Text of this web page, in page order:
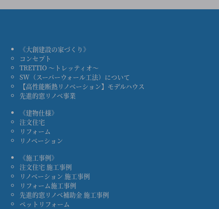
《大創建設の家づくり》
コンセプト
TRETTIO ～トレッティオ～
SW（スーパーウォール工法）について
【高性能断熱リノベーション】モデルハウス
先進的窓リノベ事業
《建物仕様》
注文住宅
リフォーム
リノベーション
《施工事例》
注文住宅 施工事例
リノベーション 施工事例
リフォーム施工事例
先進的窓リノベ補助金 施工事例
ペットリフォーム